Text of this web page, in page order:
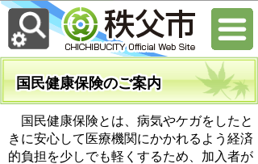
国民健康保険のご案内
国民健康保険とは、病気やケガをしたと
きに安心して医療機関にかかれるよう経済
的負担を少しでも軽くするため、加入者が